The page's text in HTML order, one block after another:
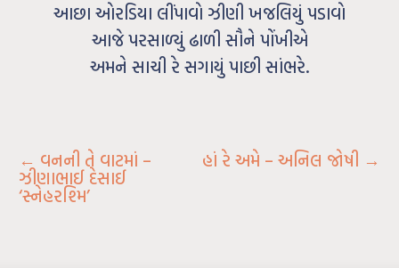
આછા ઓરડિયા લીંપાવો ઝીણી ખજલિયું પડાવો
આજે પરસાળ્યું ઢાળી સૌને પોંખીએ
અમને સાચી રે સગાયું પાછી સાંભરે.
← વનની તે વાટમાં –
ઝીણાભાઈ દેસાઈ
‘સ્નેહરશ્મિ’
હાં રે અમે – અનિલ જોષી →